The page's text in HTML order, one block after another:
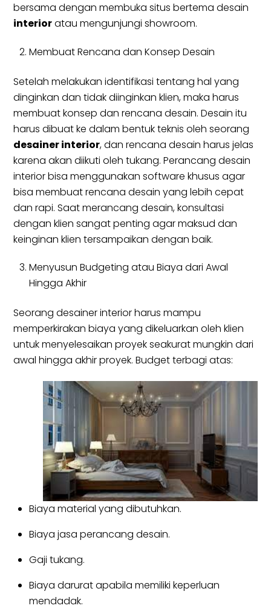
bersama dengan membuka situs bertema desain
interioratau mengunjungi showroom.
Membuat Rencana dan Konsep Desain
Setelah melakukan identifikasi tentang hal yang
dinginkan dan tidak diinginkan klien, maka harus
membuat konsep dan rencana desain. Desain itu
harus dibuat ke dalam bentuk teknis oleh seorang
desainer interior, dan rencana desain harus jelas
karena akan diikuti oleh tukang. Perancang desain
interior bisa menggunakan software khusus agar
bisa membuat rencana desain yang lebih cepat
dan rapi. Saat merancang desain, konsultasi
dengan klien sangat penting agar maksud dan
keinginan klien tersampaikan dengan baik.
Menyusun Budgeting atau Biaya dari Awal
Hingga Akhir
Seorang desainer interior harus mampu
memperkirakan biaya yang dikeluarkan oleh klien
untuk menyelesaikan proyek seakurat mungkin dari
awal hingga akhir proyek. Budget terbagi atas:
Biaya material yang dibutuhkan.
Biaya jasa perancang desain.
Gaji tukang.
Biaya darurat apabila memiliki keperluan
mendadak.